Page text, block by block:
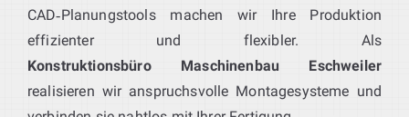
CAD‑Planungstools machen wir Ihre Produktion
effizienter und flexibler. Als
Konstruktionsbüro Maschinenbau Eschweiler
realisieren wir anspruchsvolle Montagesysteme und